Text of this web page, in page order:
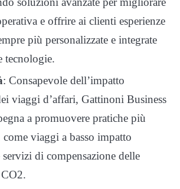
e offrire ai clienti esperienze
più personalizzate e integrate
tecnologie.
: Consapevole dell’impatto
viaggi d’affari, Gattinoni Business
a promuovere pratiche più
viaggi a basso impatto
servizi di compensazione delle